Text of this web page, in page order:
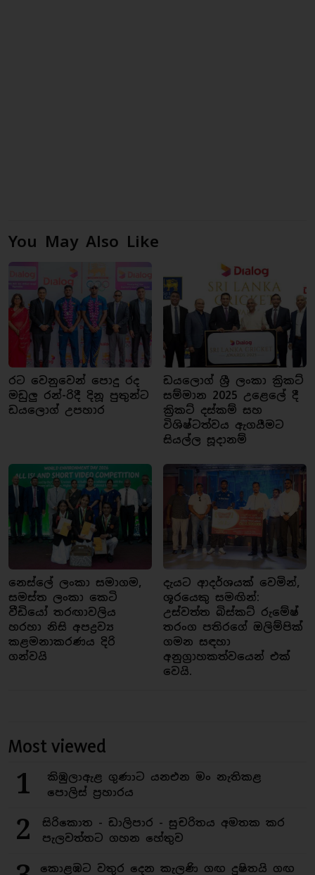
You May Also Like
රට වෙනුවෙන් පොදු රද
මඩුලු රන්-රිදී දිනූ පුතුන්ට
ඩයලොග් උපහාර
ඩයලොග් ශ්‍රී ලංකා ක්‍රිකට්
සම්මාන 2025 උළෙලේ දී
ක්‍රිකට් දස්කම් සහ
විශිෂ්ටත්වය ඇගයීමට
සියල්ල සූදානම්
නෙස්ලේ ලංකා සමාගම,
සමස්ත ලංකා කෙටි
වීඩියෝ තරඟාවලිය
හරහා නිසි අපද්‍රව්‍ය
කළමනාකරණය දිරි
ගන්වයි
දැයට ආදර්ශයක් වෙමින්,
ශූරයෙකු සමඟින්:
උස්වත්ත බිස්කට් රුමේෂ්
තරංග පතිරගේ ඔලිම්පික්
ගමන සඳහා
අනුග්‍රාහකත්වයෙන් එක්
වෙයි.
Most viewed
1
කිඹුලාඇළ ගුණාට යනඑන මං නැතිකළ
පොලිස් ප්‍රහාරය
2
සිරිකොත - ඩාලිපාර - සුචරිතය අමතක කර
පැලවත්තට ගහන හේතුව
කොළඹට වතුර දෙන කැලණි ගඟ දුෂිතයි ගඟ